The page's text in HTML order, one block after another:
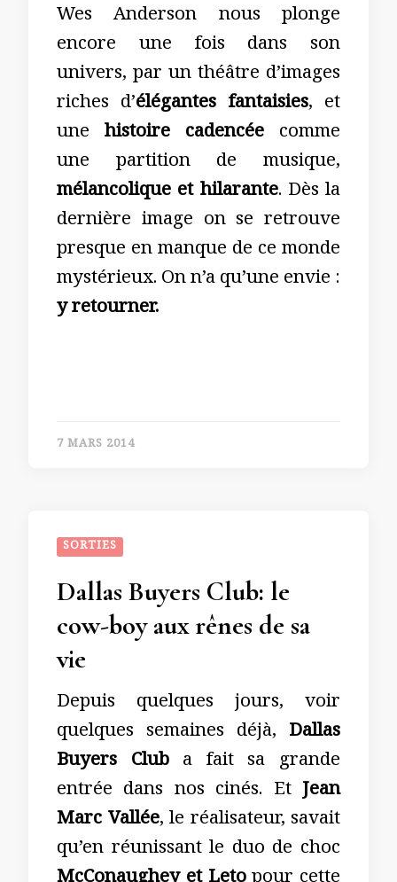
Wes Anderson nous plonge
encore une fois dans son
univers, par un théâtre d’images
riches d’élégantes fantaisies, et
une histoire cadencée comme
une partition de musique,
mélancolique et hilarante. Dès la
dernière image on se retrouve
presque en manque de ce monde
mystérieux. On n’a qu’une envie :
y retourner.
7 MARS 2014
SORTIES
Dallas Buyers Club: le
cow-boy aux rênes de sa
vie
Depuis quelques jours, voir
quelques semaines déjà, Dallas
Buyers Cluba fait sa grande
entrée dans nos cinés. Et Jean
Marc Vallée, le réalisateur, savait
qu’en réunissant le duo de choc